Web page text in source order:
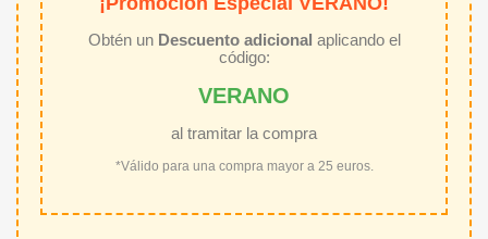
Obtén un Descuento adicional aplicando el
código:
VERANO
al tramitar la compra
*Válido para una compra mayor a 25 euros.